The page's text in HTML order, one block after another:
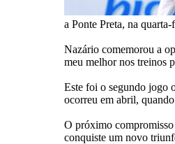
a Ponte Preta, na
Nazário comemorou a
meu melhor nos treinos
Este foi o segundo jogo
ocorreu em abril,
O próximo compromisso
conquiste um novo